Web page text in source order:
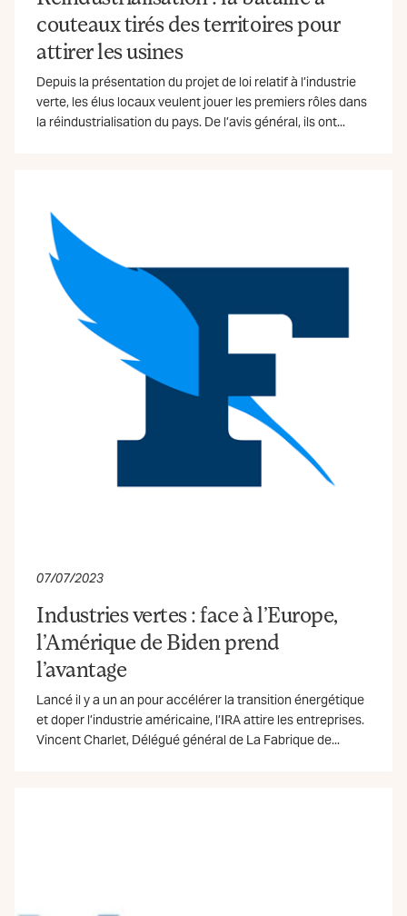
couteaux tirés des territoires pour
attirer les usines
Depuis la présentation du projet de loi relatif à l’industrie
verte, les élus locaux veulent jouer les premiers rôles dans
la réindustrialisation du pays. De l’avis général, ils ont...
07/07/2023
Industries vertes : face à l’Europe,
l’Amérique de Biden prend
l’avantage
Lancé il y a un an pour accélérer la transition énergétique
et doper l’industrie américaine, l’IRA attire les entreprises.
Vincent Charlet, Délégué général de La Fabrique de...